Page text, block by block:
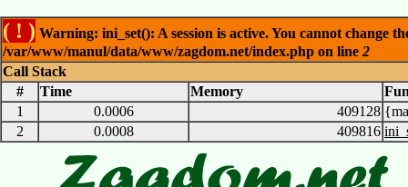
( ! ) Warning: ini_set(): A session is active. You cannot change
/var/www/manul/data/www/zagdom.net/index.php on line 2
Call Stack
#
Time Memory
1
0.0006 409128
2
0.0008 409816